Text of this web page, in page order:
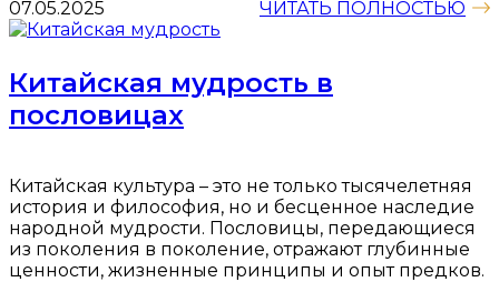
07.05.2025
ЧИТАТЬ ПОЛНОСТЬЮ
Китайская мудрость в
пословицах
Китайская культура – это не только тысячелетняя
история и философия, но и бесценное наследие
народной мудрости. Пословицы, передающиеся
из поколения в поколение, отражают глубинные
ценности, жизненные принципы и опыт предков.